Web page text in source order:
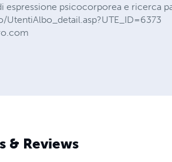
psicocorporea e ricerca
& Reviews